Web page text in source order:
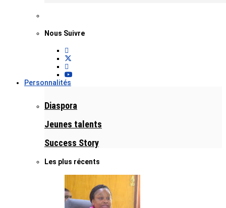
Nous Suivre
Personnalités
Diaspora
Jeunes talents
Success Story
Les plus récents